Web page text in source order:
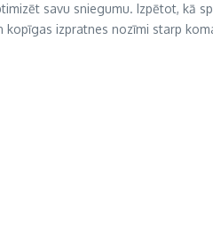
savu sniegumu. Izpētot, kā
izpratnes nozīmi starp